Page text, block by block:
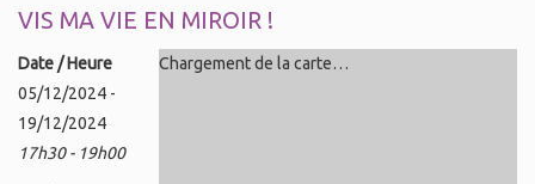
VIS MA VIE EN MIROIR !
Chargement de la carte…
Date / Heure
05/12/2024 -
19/12/2024
17h30 - 19h00